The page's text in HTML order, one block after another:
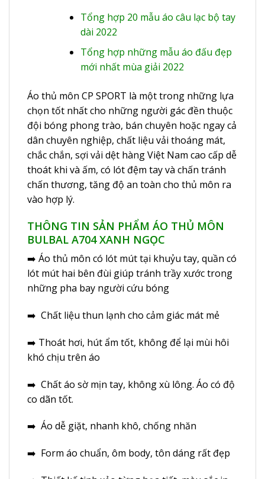
Tổng hợp 20 mẫu áo câu lạc bộ tay
dài 2022
Tổng hợp những mẫu áo đấu đẹp
mới nhất mùa giải 2022
Áo thủ môn CP SPORT là một trong những lựa
chọn tốt nhất cho những người gác đền thuộc
đội bóng phong trào, bán chuyên hoặc ngay cả
dân chuyên nghiệp, chất liệu vải thoáng mát,
chắc chắn, sợi vải dệt hàng Việt Nam cao cấp dễ
thoát khi và ấm, có lót đệm tay và chấn tránh
chấn thương, tăng độ an toàn cho thủ môn ra
vào hợp lý.
THÔNG TIN SẢN PHẨM ÁO THỦ MÔN
BULBAL A704 XANH NGỌC
➡️ Áo thủ môn có lót mút tại khuỷu tay, quần có
lót mút hai bên đùi giúp tránh trầy xước trong
những pha bay người cứu bóng
➡️ Chất liệu thun lạnh cho cảm giác mát mẻ
➡️ Thoát hơi, hút ẩm tốt, không để lại mùi hôi
khó chịu trên áo
➡️ Chất áo sờ mịn tay, không xù lông. Áo có độ
co dãn tốt.
➡️ Áo dễ giặt, nhanh khô, chống nhăn
➡️ Form áo chuẩn, ôm body, tôn dáng rất đẹp